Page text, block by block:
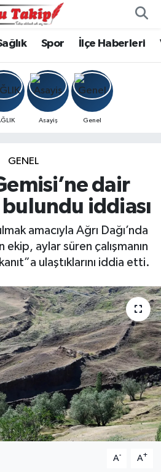
Spor İlçe Haberleri
Asayiş Genel
GENEL
dair
iddiası
amacıyla Ağrı Dağı’nda
aylar süren çalışmanın
ulaştıklarını iddia etti.
A- A+